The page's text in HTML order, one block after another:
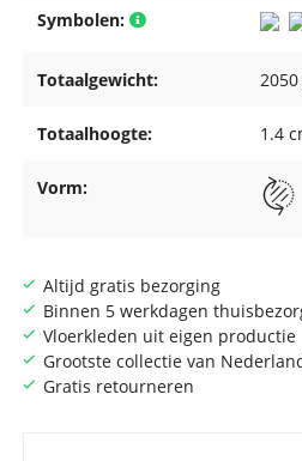
Altijd gratis bezorging
Binnen 5 werkdagen
Vloerkleden uit eigen productie
Grootste collectie van
Gratis retourneren
Symbolen:
Totaalgewicht:
Totaalhoogte: 1.4
Vorm: